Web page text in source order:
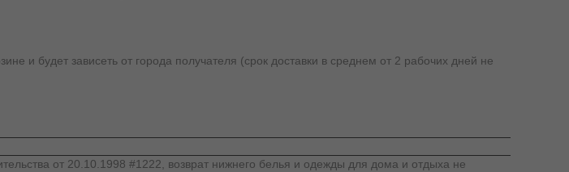
и будет зависеть от города получателя (срок доставки в среднем от 2 рабочих дней не
от 20.10.1998 #1222, возврат нижнего белья и одежды для дома и отдыха не